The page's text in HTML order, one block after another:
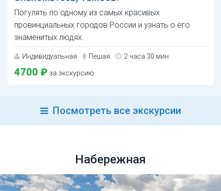
Погулять по одному из самых красивых
провинциальных городов России и узнать о его
знаменитых людях.
Индивидуальная Пешая 2 часа 30 мин.
4700 ₽ за экскурсию
Посмотреть все экскурсии
Набережная